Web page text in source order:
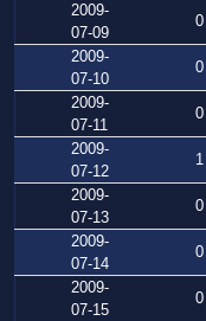
2009-
07-09
0
2009-
07-10
0
2009-
07-11
0
2009-
07-12
1
2009-
07-13
0
2009-
07-14
0
2009-
07-15
0